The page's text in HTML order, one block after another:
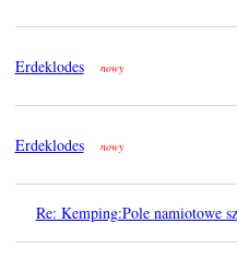
Erdeklodes nowy
Erdeklodes nowy
Re: Kemping:Pole namiotowe